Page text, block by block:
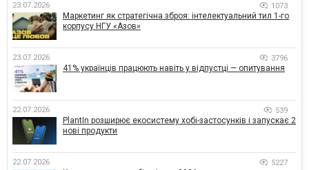
23.07.2026 1073
Маркетинг як стратегічна зброя: інтелектуальний тил 1-го
корпусу НГУ «Азов»
23.07.2026 3796
41% українців працюють навіть у відпустці — опитування
22.07.2026 539
PlantIn розширює екосистему хобі-застосунків і запускає 2
нові продукти
22.07.2026 5227